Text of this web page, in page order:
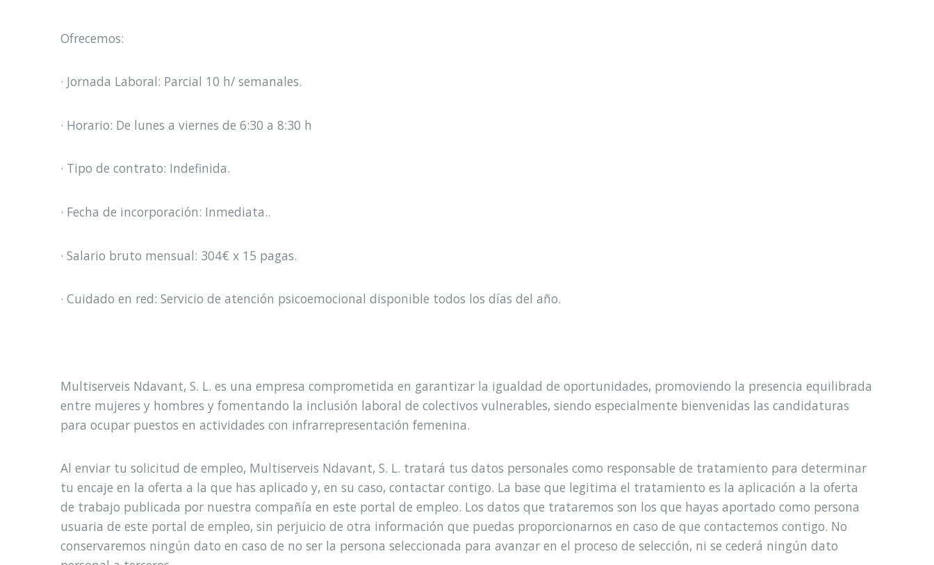
Ofrecemos:
· Jornada Laboral: Parcial 10 h/ semanales.
· Horario: De lunes a viernes de 6:30 a 8:30 h
· Tipo de contrato: Indefinida.
· Fecha de incorporación: Inmediata..
· Salario bruto mensual: 304€ x 15 pagas.
· Cuidado en red: Servicio de atención psicoemocional disponible todos los días del año.
Multiserveis Ndavant, S. L. es una empresa comprometida en garantizar la igualdad de oportunidades, promoviendo la presencia equilibrada
entre mujeres y hombres y fomentando la inclusión laboral de colectivos vulnerables, siendo especialmente bienvenidas las candidaturas
para ocupar puestos en actividades con infrarrepresentación femenina.
Al enviar tu solicitud de empleo, Multiserveis Ndavant, S. L. tratará tus datos personales como responsable de tratamiento para determinar
tu encaje en la oferta a la que has aplicado y, en su caso, contactar contigo. La base que legitima el tratamiento es la aplicación a la oferta
de trabajo publicada por nuestra compañía en este portal de empleo. Los datos que trataremos son los que hayas aportado como persona
usuaria de este portal de empleo, sin perjuicio de otra información que puedas proporcionarnos en caso de que contactemos contigo. No
conservaremos ningún dato en caso de no ser la persona seleccionada para avanzar en el proceso de selección, ni se cederá ningún dato